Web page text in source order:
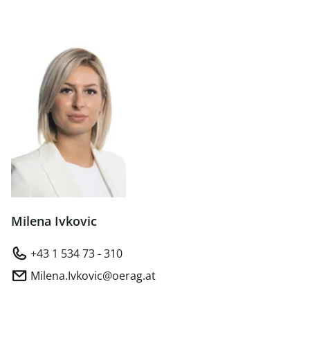
Milena Ivkovic
+43 1 534 73 - 310
Milena.Ivkovic@oerag.at